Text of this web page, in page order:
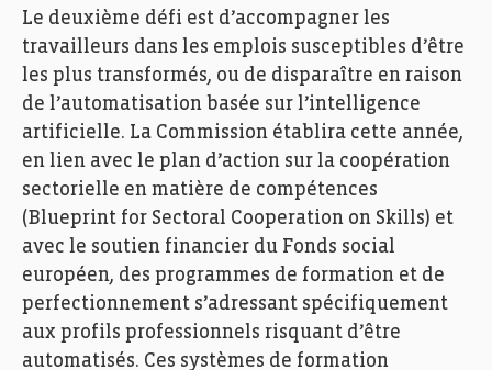
Le deuxième défi est d’accompagner les
travailleurs dans les emplois susceptibles d’être
les plus transformés, ou de disparaître en raison
de l’automatisation basée sur l’intelligence
artificielle. La Commission établira cette année,
en lien avec le plan d’action sur la coopération
sectorielle en matière de compétences
(Blueprint for Sectoral Cooperation on Skills) et
avec le soutien financier du Fonds social
européen, des programmes de formation et de
perfectionnement s’adressant spécifiquement
aux profils professionnels risquant d’être
automatisés. Ces systèmes de formation